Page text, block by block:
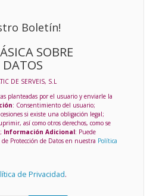
Boletín!
SOBRE
DATOS
DE SERVEIS, S.L
planteadas por el usuario y enviarle la
: Consentimiento del usuario;
si existe una obligación legal;
así como otros derechos, como se
Información Adicional: Puede
Protección de Datos en nuestra Política
de Privacidad.